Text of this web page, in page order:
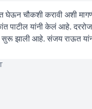
घेऊन चौकशी करावी अशी
पाटील यांनी केलं आहे.
झाली आहे. संजय राऊत यांना